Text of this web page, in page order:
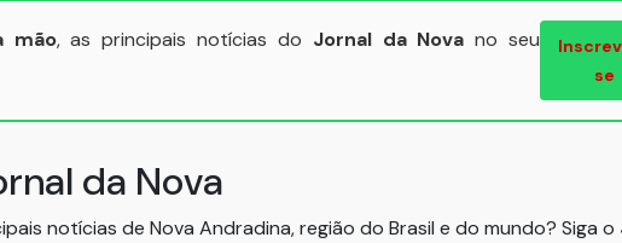
mão, as principais notícias do Jornal da Nova no seu
se
da Nova
notícias de Nova Andradina, região do Brasil e do mundo? Siga o